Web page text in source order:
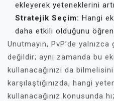
ekleyerek yeteneklerini
Stratejik Seçim: Hangi
daha etkili olduğunu
Unutmayın, PvP’de
değildir; aynı zamanda bu
kullanacağınızı da
karşılaştığınızda, hangi
kullanacağınız konusunda